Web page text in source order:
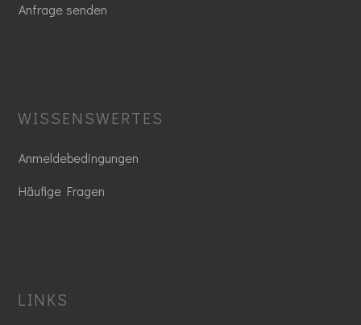
Anfrage senden
WISSENSWERTES
Anmeldebedingungen
Häufige Fragen
LINKS